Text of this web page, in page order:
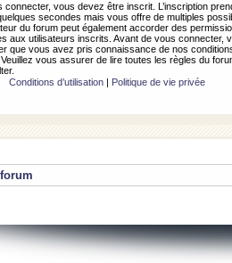
connecter, vous devez être inscrit. L’inscription
secondes mais vous offre de multiples
du forum peut également accorder des
aux utilisateurs inscrits. Avant de vous connecter,
que vous avez pris connaissance de nos
Veuillez vous assurer de lire toutes les règles du
Conditions d’utilisation| Politique de vie privée